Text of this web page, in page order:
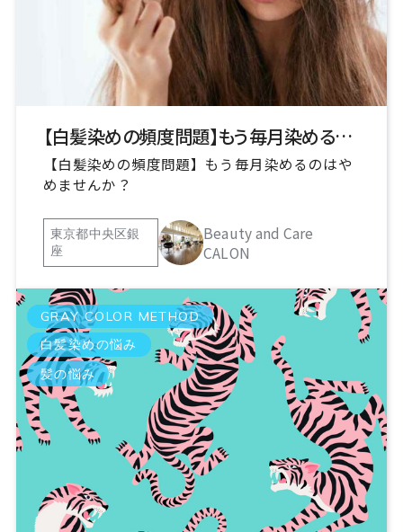
【白髪染めの頻度問題】もう毎月染めるのはやめませんか？
【白髪染めの頻度問題】もう毎月染めるのはや
めませんか？
東京都中央区銀
座
Beauty and Care
CALON
GRAY COLOR METHOD
白髪染めの悩み
髪の悩み